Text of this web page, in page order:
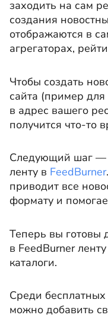
заходить на сам
создания
отображаются в
агрегаторах,
Чтобы создать
сайта (пример для
в адрес вашего
получится что-то
Следующий шаг —
ленту в FeedBurner
приводит все
формату и
Теперь вы готовы
в FeedBurner
каталоги.
Среди бесплатных
можно добавить